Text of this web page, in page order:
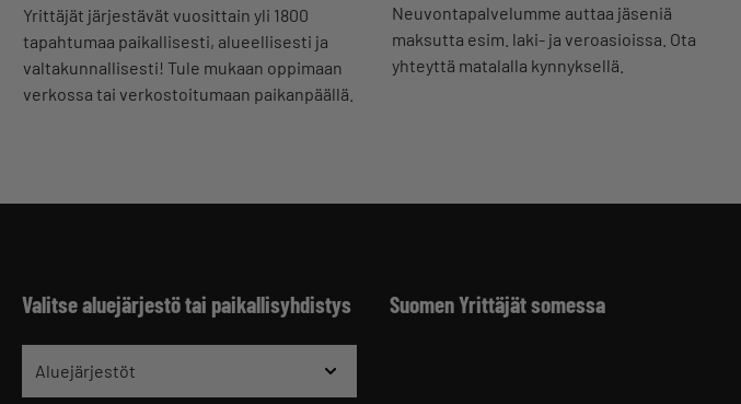
Yrittäjät järjestävät vuosittain yli 1800
tapahtumaa paikallisesti, alueellisesti ja
valtakunnallisesti! Tule mukaan oppimaan
verkossa tai verkostoitumaan paikanpäällä.
Neuvontapalvelumme auttaa jäseniä
maksutta esim. laki- ja veroasioissa. Ota
yhteyttä matalalla kynnyksellä.
Valitse aluejärjestö tai paikallisyhdistys
Aluejärjestöt
Suomen Yrittäjät somessa